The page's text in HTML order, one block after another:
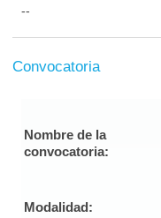
--
Convocatoria
Nombre de la
convocatoria:
Modalidad: